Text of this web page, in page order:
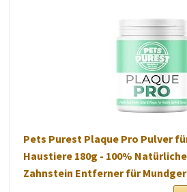
Pets Purest Plaque Pro Pulver
Haustiere 180g - 100%
Zahnstein Entferner für